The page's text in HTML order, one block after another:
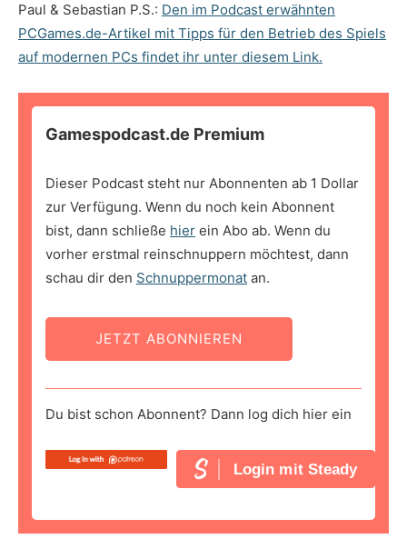
Paul & Sebastian P.S.: Den im Podcast erwähnten
PCGames.de-Artikel mit Tipps für den Betrieb des Spiels
auf modernen PCs findet ihr unter diesem Link.
Gamespodcast.de Premium
Dieser Podcast steht nur Abonnenten ab 1 Dollar
zur Verfügung. Wenn du noch kein Abonnent
bist, dann schließe hier ein Abo ab. Wenn du
vorher erstmal reinschnuppern möchtest, dann
schau dir den Schnuppermonat an.
JETZT ABONNIEREN
Du bist schon Abonnent? Dann log dich hier ein
Login mit Steady